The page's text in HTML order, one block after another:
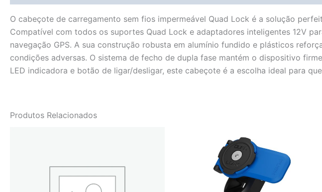
O cabeçote de carregamento sem fios impermeável Quad Lock é a solução
Compatível com todos os suportes Quad Lock e adaptadores inteligentes 12V
navegação GPS. A sua construção robusta em alumínio fundido e plásticos
condições adversas. O sistema de fecho de dupla fase mantém o dispositivo
LED indicadora e botão de ligar/desligar, este cabeçote é a escolha ideal para
Produtos Relacionados